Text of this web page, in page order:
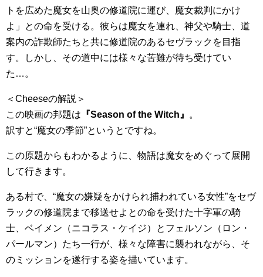
トを広めた魔女を山奥の修道院に運び、魔女裁判にかけ
よ」との命を受ける。彼らは魔女を連れ、神父や騎士、道
案内の詐欺師たちと共に修道院のあるセヴラックを目指
す。しかし、その道中には様々な苦難が待ち受けてい
た…。
＜Cheeseの解説＞
この映画の邦題は 『Season of the Witch』
。
訳すと“魔女の季節”というとですね。
この原題からもわかるように、物語は魔女をめぐって展開
して行きます。
ある村で、“魔女の嫌疑をかけられ捕われている女性”をセヴ
ラックの修道院まで移送せよとの命を受けた十字軍の騎
士、ベイメン（ニコラス・ケイジ）とフェルソン（ロン・
パールマン）たち一行が、様々な障害に襲われながら、そ
のミッションを遂行する姿を描いています。